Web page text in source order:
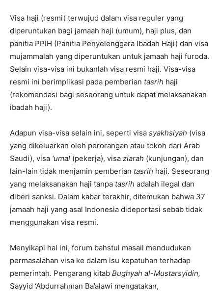
Visa haji (resmi) terwujud dalam visa reguler yang
diperuntukan bagi jamaah haji (umum), haji plus, dan
panitia PPIH (Panitia Penyelenggara Ibadah Haji) dan visa
mujammalah yang diperuntukan untuk jamaah haji furoda.
Selain visa-visa ini bukanlah visa resmi haji. Visa-visa
resmi ini berimplikasi pada pemberian tasrih haji
(rekomendasi bagi seseorang untuk dapat melaksanakan
ibadah haji).
Adapun visa-visa selain ini, seperti visa syakhsiyah (visa
yang dikeluarkan oleh perorangan atau tokoh dari Arab
Saudi), visa ‘umal (pekerja), visa ziarah (kunjungan), dan
lain-lain tidak menjamin pemberian tasrih haji. Seseorang
yang melaksanakan haji tanpa tasrih adalah ilegal dan
diberi sanksi. Dalam kabar terakhir, ditemukan bahwa 37
jamaah haji yang asal Indonesia dideportasi sebab tidak
menggunakan visa resmi.
Menyikapi hal ini, forum bahstul masail mendudukan
permasalahan visa ke dalam isu kepatuhan terhadap
pemerintah. Pengarang kitab Bughyah al-Mustarsyidin,
Sayyid ‘Abdurrahman Ba’alawi mengatakan,